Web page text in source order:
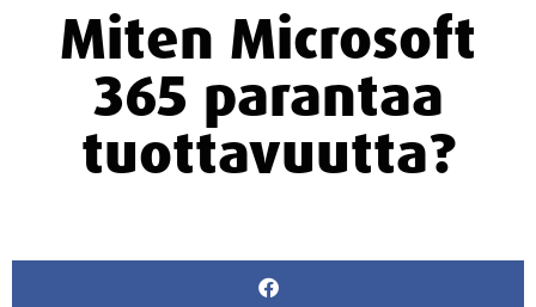
Miten Microsoft
365 parantaa
tuottavuutta?